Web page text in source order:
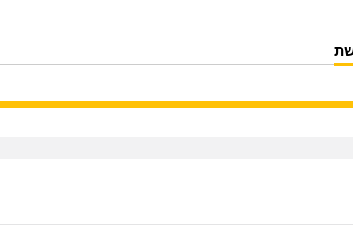
של המצב המשפטי והגדרת אסטרטגיה מותאמת לטיפול יעיל בעניינכם.